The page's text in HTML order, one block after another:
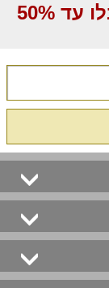
הירשמו לעדכונים במייל וקבלו עד 50%